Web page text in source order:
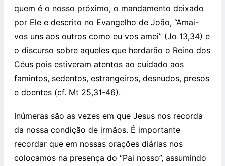
quem é o nosso próximo, o mandamento deixado
por Ele e descrito no Evangelho de João, “Amai-
vos uns aos outros como eu vos amei” (Jo 13,34) e
o discurso sobre aqueles que herdarão o Reino dos
Céus pois estiveram atentos ao cuidado aos
famintos, sedentos, estrangeiros, desnudos, presos
e doentes (cf. Mt 25,31-46).
Inúmeras são as vezes em que Jesus nos recorda
da nossa condição de irmãos. É importante
recordar que em nossas orações diárias nos
colocamos na presença do “Pai nosso”, assumindo